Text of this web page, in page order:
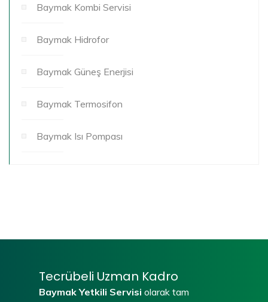
Baymak Kombi Servisi
Baymak Hidrofor
Baymak Güneş Enerjisi
Baymak Termosifon
Baymak Isı Pompası
Tecrübeli Uzman Kadro
Baymak Yetkili Servisi olarak tam